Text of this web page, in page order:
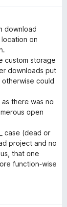
download
on
custom storage
downloads put
otherwise could
there was no
open
case (dead or
project and no
that one
function-wise